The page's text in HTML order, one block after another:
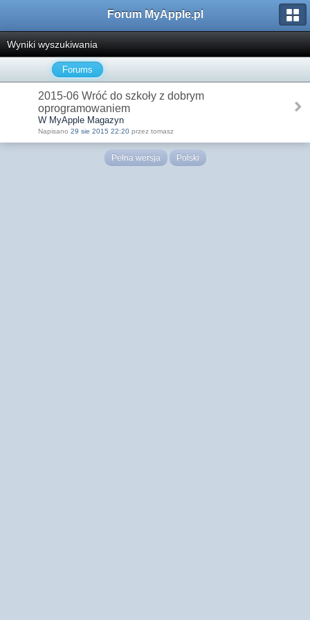
Forum MyApple.pl
Wyniki wyszukiwania
Forums
2015-06 Wróć do szkoły z dobrym
oprogramowaniem
W MyApple Magazyn
Napisano 29 sie 2015 22:20 przez tomasz
Pełna wersja Polski